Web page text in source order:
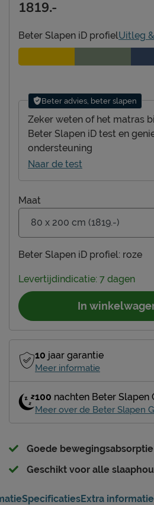
Beter Slapen iD profielUitleg
Beter advies, beter slapen
Zeker weten of het matras
Beter Slapen iD test en
ondersteuning
Naar de test
Maat
Beter Slapen iD profiel: roze
1819.-
Levertijdindicatie: 7 dagen
In
10 jaar garantie
Meer informatie
100 nachten Beter Slapen
Meer over de Beter Slapen
Goede bewegingsabsorptie
Geschikt voor alle
SpecificatiesExtra informatie